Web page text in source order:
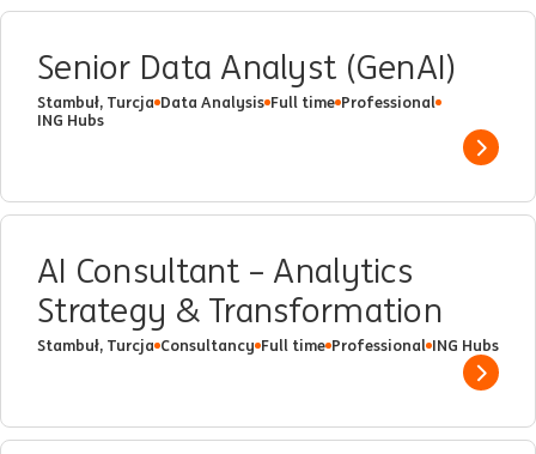
Senior Data Analyst (GenAI)
Stambuł, Turcja Data Analysis Full time Professional
ING Hubs
Show
AI Consultant – Analytics
Strategy & Transformation
Stambuł, Turcja Consultancy Full time Professional ING Hubs
Show